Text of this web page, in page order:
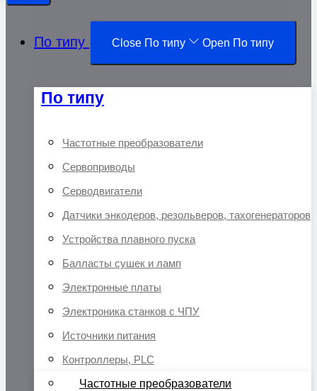
По типу Close По типу Open По типу
По типу
Частотные преобразователи
Сервоприводы
Серводвигатели
Датчики энкодеров, резольверов, тахогенераторов
Устройства плавного пуска
Балласты сушек и ламп
Электронные платы
Электроника станков с ЧПУ
Источники питания
Контроллеры, PLC
Частотные преобразователи